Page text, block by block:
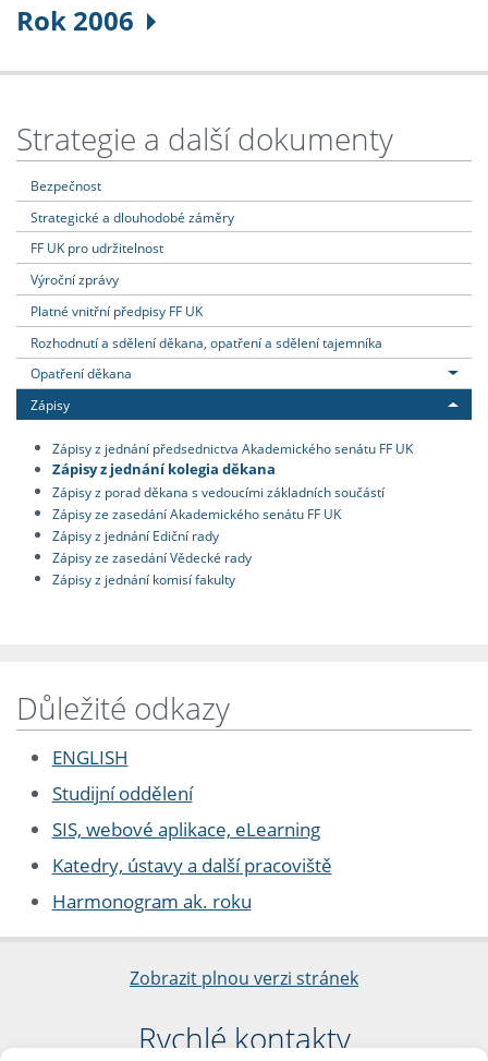
Rok 2006
Strategie a další dokumenty
Bezpečnost
Strategické a dlouhodobé záměry
FF UK pro udržitelnost
Výroční zprávy
Platné vnitřní předpisy FF UK
Rozhodnutí a sdělení děkana, opatření a sdělení tajemníka
Opatření děkana
Zápisy
Zápisy z jednání předsednictva Akademického senátu FF UK
Zápisy z jednání kolegia děkana
Zápisy z porad děkana s vedoucími základních součástí
Zápisy ze zasedání Akademického senátu FF UK
Zápisy z jednání Ediční rady
Zápisy ze zasedání Vědecké rady
Zápisy z jednání komisí fakulty
Důležité odkazy
ENGLISH
Studijní oddělení
SIS, webové aplikace, eLearning
Katedry, ústavy a další pracoviště
Harmonogram ak. roku
Zobrazit plnou verzi stránek
Rychlé kontakty